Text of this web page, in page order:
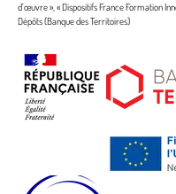
d’œuvre », « Dispositifs France Formation
Dépôts (Banque des Territoires)